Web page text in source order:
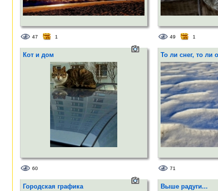
47 1 49 1
Кот и дом
60
То ли снег, то ли
71
Городская графика Выше радуги...